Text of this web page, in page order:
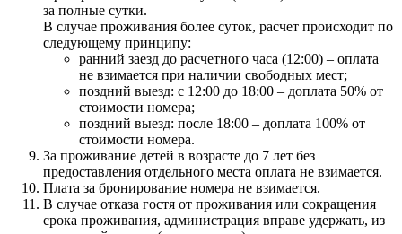
за полные сутки.
В случае проживания более суток, расчет происходит по
следующему принципу:
ранний заезд до расчетного часа (12:00) – оплата
не взимается при наличии свободных мест;
поздний выезд: с 12:00 до 18:00 – доплата 50% от
стоимости номера;
поздний выезд: после 18:00 – доплата 100% от
стоимости номера.
За проживание детей в возрасте до 7 лет без
предоставления отдельного места оплата не взимается.
Плата за бронирование номера не взимается.
В случае отказа гостя от проживания или сокращения
срока проживания, администрация вправе удержать, из